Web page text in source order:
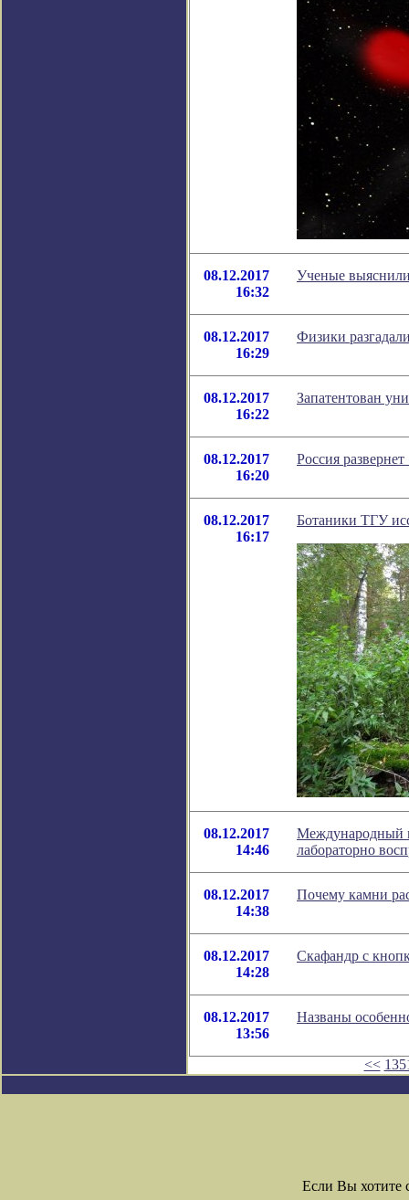
08.12.2017
16:32
Ученые
08.12.2017
16:29
Физики
08.12.2017
16:22
Запатентован
08.12.2017
16:20
Россия
08.12.2017
16:17
Ботаники ТГУ
08.12.2017
14:46
Международный
лабораторно
08.12.2017
14:38
Почему камни
08.12.2017
14:28
Скафандр с
08.12.2017
13:56
Названы
<<
Если Вы хотите